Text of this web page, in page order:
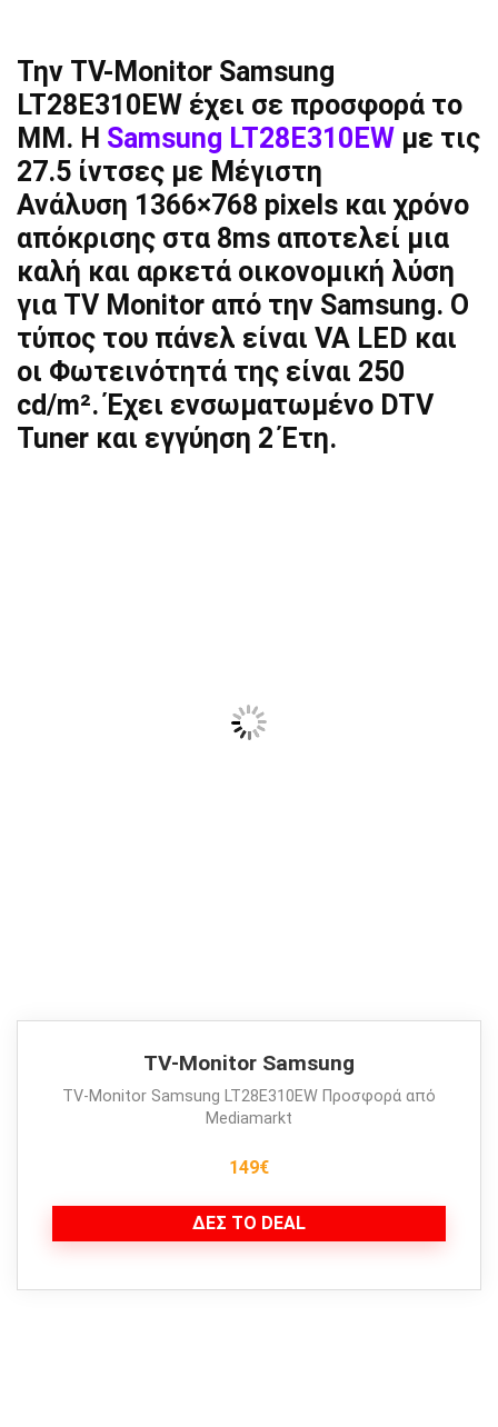
Την ΤV-Monitor Samsung
LT28E310EW έχει σε προσφορά το
ΜΜ. Η Samsung LT28E310EW με τις
27.5 ίντσες με Μέγιστη
Ανάλυση 1366×768 pixels και χρόνο
απόκρισης στα 8ms αποτελεί μια
καλή και αρκετά οικονομική λύση
για TV Monitor από την Samsung. Ο
τύπος του πάνελ είναι VA LED και
οι Φωτεινότητά της είναι 250
cd/m². Έχει ενσωματωμένο DTV
Tuner και εγγύηση 2 Έτη.
ΤV-Monitor Samsung
ΤV-Monitor Samsung LT28E310EW Προσφορά από
Mediamarkt
149€
ΔΕΣ ΤΟ DEAL